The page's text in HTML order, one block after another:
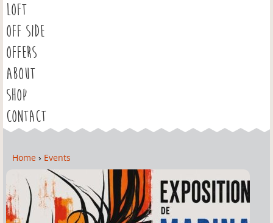
LOFT
OFF SIDE
OFFERS
ABOUT
SHOP
CONTACT
Y
u
a
Home › Events